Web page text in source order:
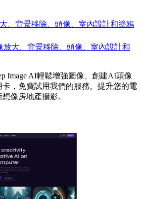
大、背景移除、頭像、室內設計和塗鴉
放大、背景移除、頭像、室內設計和
Image AI輕鬆增強圖像、創建AI頭像
，免費試用我們的服務。提升您的電
像房地產攝影。